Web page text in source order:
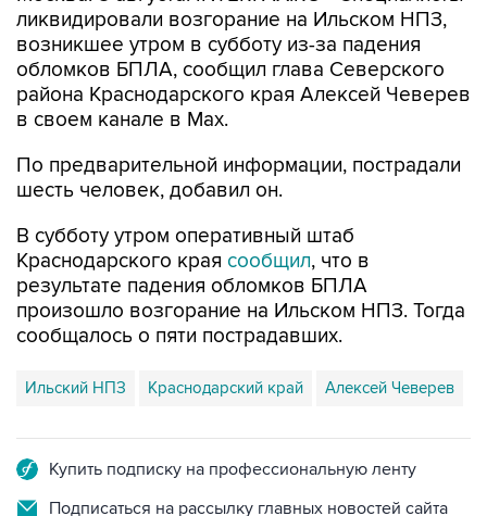
ликвидировали возгорание на Ильском НПЗ,
возникшее утром в субботу из-за падения
обломков БПЛА, сообщил глава Северского
района Краснодарского края Алексей Чеверев
в своем канале в Max.
По предварительной информации, пострадали
шесть человек, добавил он.
В субботу утром оперативный штаб
Краснодарского края сообщил, что в
результате падения обломков БПЛА
произошло возгорание на Ильском НПЗ. Тогда
сообщалось о пяти пострадавших.
Ильский НПЗ Краснодарский край Алексей Чеверев
Купить подписку на профессиональную ленту
Подписаться на рассылку главных новостей сайта